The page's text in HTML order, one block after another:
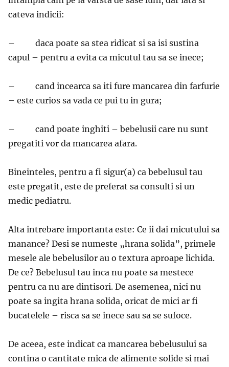
cateva indicii:
– daca poate sa stea ridicat si sa isi sustina
capul – pentru a evita ca micutul tau sa se inece;
– cand incearca sa iti fure mancarea din farfurie
– este curios sa vada ce pui tu in gura;
– cand poate inghiti – bebelusii care nu sunt
pregatiti vor da mancarea afara.
Bineinteles, pentru a fi sigur(a) ca bebelusul tau
este pregatit, este de preferat sa consulti si un
medic pediatru.
Alta intrebare importanta este: Ce ii dai micutului sa
manance? Desi se numeste „hrana solida”, primele
mesele ale bebelusilor au o textura aproape lichida.
De ce? Bebelusul tau inca nu poate sa mestece
pentru ca nu are dintisori. De asemenea, nici nu
poate sa ingita hrana solida, oricat de mici ar fi
bucatelele – risca sa se inece sau sa se sufoce.
De aceea, este indicat ca mancarea bebelusului sa
contina o cantitate mica de alimente solide si mai